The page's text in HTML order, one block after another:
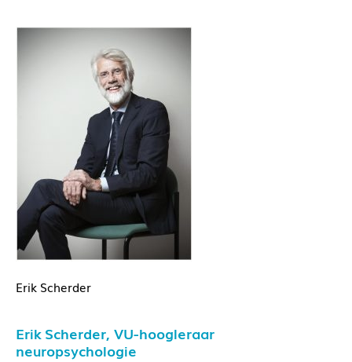
Erik Scherder
Erik Scherder, VU-hoogleraar
neuropsychologie